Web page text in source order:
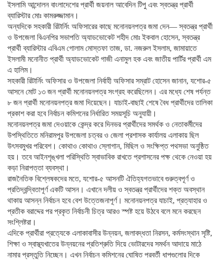
ইসলামি আন্দোলন বাংলাদেশের প্রার্থী জয়নাল আবেদিন টিপু এবং স্বতন্ত্র প্রার্থী
ব্যারিস্টার মোঃ কামরুজ্জামান।
অন্যদিকে সহকারী রিটার্নিং অফিসারের কাছে মনোনয়নপত্র জমা দেন— স্বতন্ত্র প্রার্থী
ও উপজেলা বিএনপির সভাপতি অ্যাডভোকেট শহীদ মোঃ ইকবাল হোসেন, স্বতন্ত্র
প্রার্থী ব্যারিস্টার এবিএম গোলাম মোস্তফা তাজ, ডা. নজরুল ইসলাম, জামায়াতে
ইসলামী মনোনীত প্রার্থী অ্যাডভোকেট গাজী এনামুল হক এবং জাতীয় পার্টির প্রার্থী এম
এ হালিম।
সহকারী রিটার্নিং অফিসার ও উপজেলা নির্বাহী অফিসার সম্রাট হোসেন জানান, যশোর-৫
আসনে মোট ১৩ জন প্রার্থী মনোনয়নপত্র সংগ্রহ করেছিলেন। এর মধ্যে শেষ পর্যন্ত
৮ জন প্রার্থী মনোনয়নপত্র জমা দিয়েছেন। যাচাই-বাছাই শেষে বৈধ প্রার্থীদের তালিকা
প্রকাশ করা হবে নির্বাচন কমিশনের নির্ধারিত সময়সূচি অনুযায়ী।
মনোনয়নপত্র জমা দেওয়াকে কেন্দ্র করে দিনভর প্রার্থীদের সমর্থক ও নেতাকর্মীদের
উপস্থিতিতে মনিরামপুর উপজেলা চত্বর ও জেলা প্রশাসক কার্যালয় এলাকায় ছিল
উৎসবমুখর পরিবেশ। কোথাও কোথাও স্লোগান, মিছিল ও সংক্ষিপ্ত পথসভা অনুষ্ঠিত
হয়। তবে আইনশৃঙ্খলা পরিস্থিতি স্বাভাবিক রাখতে প্রশাসনের পক্ষ থেকে নেওয়া হয়
কড়া নিরাপত্তা ব্যবস্থা।
রাজনৈতিক বিশ্লেষকদের মতে, যশোর-৫ আসনটি ঐতিহ্যগতভাবে গুরুত্বপূর্ণ ও
প্রতিদ্বন্দ্বিতাপূর্ণ একটি আসন। এখানে দলীয় ও স্বতন্ত্র প্রার্থীদের শক্ত অবস্থান
থাকায় আসন্ন নির্বাচন হবে বেশ উত্তেজনাপূর্ণ। মনোনয়নপত্র যাচাই, প্রত্যাহার ও
প্রতীক বরাদ্দের পর প্রকৃত নির্বাচনী চিত্র আরও স্পষ্ট হয়ে উঠবে বলে মনে করছেন
সংশ্লিষ্টরা।
এদিকে প্রার্থীরা প্রত্যেকে এলাকাবাসীর উন্নয়ন, জলাবদ্ধতা নিরসন, কর্মসংস্থান সৃষ্টি,
শিক্ষা ও স্বাস্থ্যখাতের উন্নয়নের প্রতিশ্রুতি দিয়ে ভোটারদের সমর্থন আদায়ে মাঠে
নামার প্রস্তুতি নিচ্ছেন। এখন নির্বাচন কমিশনের ঘোষিত পরবর্তী ধাপগুলোর দিকে